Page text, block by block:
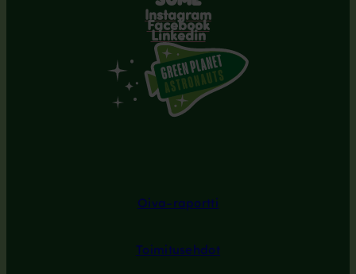
Instagram
Facebook
Linkedin
Toimitusehdot
Oiva-raportti